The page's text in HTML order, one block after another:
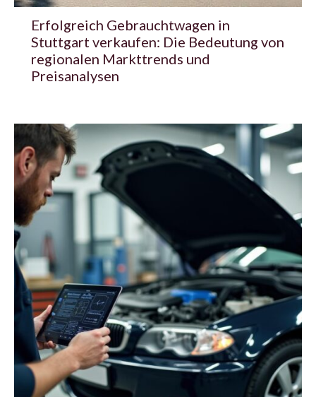
Erfolgreich Gebrauchtwagen in
Stuttgart verkaufen: Die Bedeutung von
regionalen Markttrends und
Preisanalysen